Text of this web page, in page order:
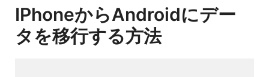
IPhoneからAndroidにデー
タを移行する方法